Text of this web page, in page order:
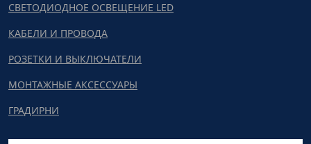
СВЕТОДИОДНОЕ ОСВЕЩЕНИЕ LED
КАБЕЛИ И ПРОВОДА
РОЗЕТКИ И ВЫКЛЮЧАТЕЛИ
МОНТАЖНЫЕ АКСЕССУАРЫ
ГРАДИРНИ